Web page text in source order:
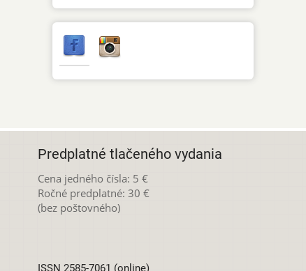
Predplatné tlačeného vydania
Cena jedného čísla: 5 €
Ročné predplatné: 30 €
(bez poštovného)
ISSN 2585-7061 (online)